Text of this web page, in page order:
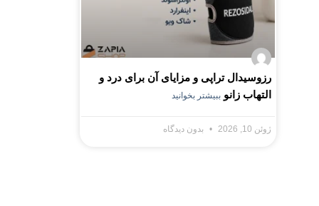
رزوسیدال تراپی و مزایای آن برای درد و
التهاب زانو ببیشتر بخوانید
ژوئن 10, 2026 بدون دیدگاه